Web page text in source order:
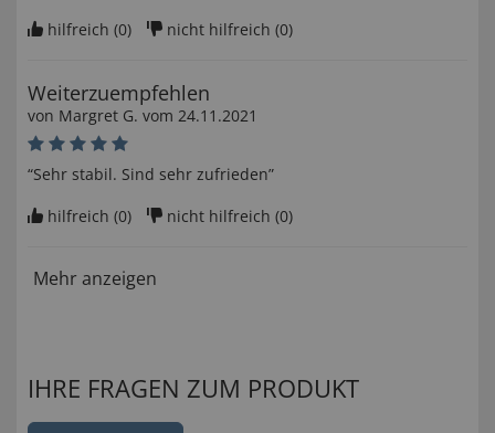
hilfreich (0) nicht hilfreich (0)
Weiterzuempfehlen
von Margret G. vom 24.11.2021
“Sehr stabil. Sind sehr zufrieden”
hilfreich (0) nicht hilfreich (0)
Mehr anzeigen
IHRE FRAGEN ZUM PRODUKT